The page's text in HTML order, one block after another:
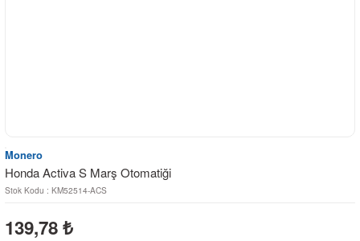
Monero
Honda Activa S Marş Otomatiği
Stok Kodu : KM52514-ACS
139,78 ₺